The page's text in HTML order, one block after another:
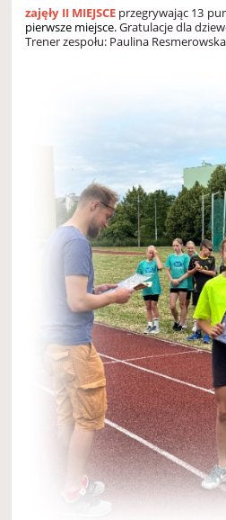
zajęły II MIEJSCEprzegrywając 13
pierwsze miejsce.Gratulacje dla
Trener zespołu: Paulina Resmerowska